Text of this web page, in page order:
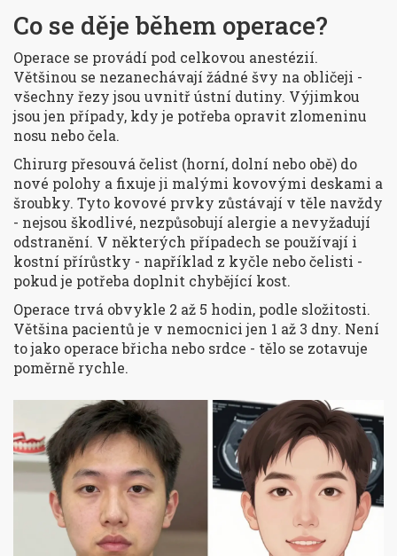
Co se děje během operace?
Operace se provádí pod celkovou anestézií.
Většinou se nezanechávají žádné švy na obličeji -
všechny řezy jsou uvnitř ústní dutiny. Výjimkou
jsou jen případy, kdy je potřeba opravit zlomeninu
nosu nebo čela.
Chirurg přesouvá čelist (horní, dolní nebo obě) do
nové polohy a fixuje ji malými kovovými deskami a
šroubky. Tyto kovové prvky zůstávají v těle navždy
- nejsou škodlivé, nezpůsobují alergie a nevyžadují
odstranění. V některých případech se používají i
kostní přírůstky - například z kyčle nebo čelisti -
pokud je potřeba doplnit chybějící kost.
Operace trvá obvykle 2 až 5 hodin, podle složitosti.
Většina pacientů je v nemocnici jen 1 až 3 dny. Není
to jako operace břicha nebo srdce - tělo se zotavuje
poměrně rychle.